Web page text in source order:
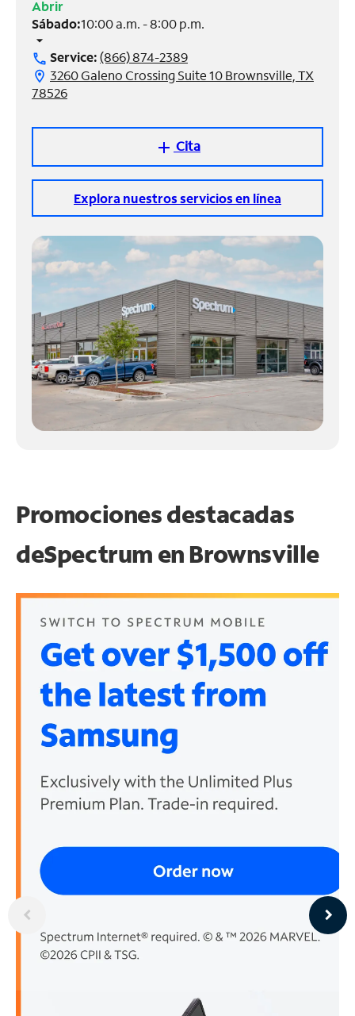
Administrar
cuenta
Encuentra
tienda
Abrir
Sábado:10:00 a.m. - 8:00 p.m.
arrow_drop_down
call Service:(866) 874-2389
location_on 3260 Galeno Crossing Suite 10 Brownsville, TX
78526
add Cita
Explora nuestros servicios en línea
Promociones destacadas
deSpectrum en Brownsville